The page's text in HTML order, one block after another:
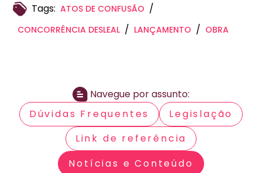
Tags: ATOS DE CONFUSÃO /
CONCORRÊNCIA DESLEAL / LANÇAMENTO / OBRA
Navegue por assunto:
Dúvidas Frequentes
Legislação
Link de referência
Notícias e Conteúdo